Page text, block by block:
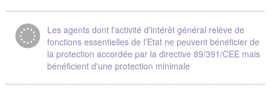
Les agents dont l'activité d'intérêt général relève de
fonctions essentielles de l'Etat ne peuvent bénéficier de
la protection accordée par la directive 89/391/CEE mais
bénéficient d'une protection minimale